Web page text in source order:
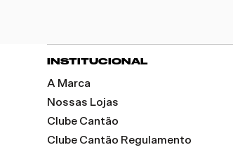
INSTITUCIONAL
A Marca
Nossas Lojas
Clube Cantão
Clube Cantão Regulamento